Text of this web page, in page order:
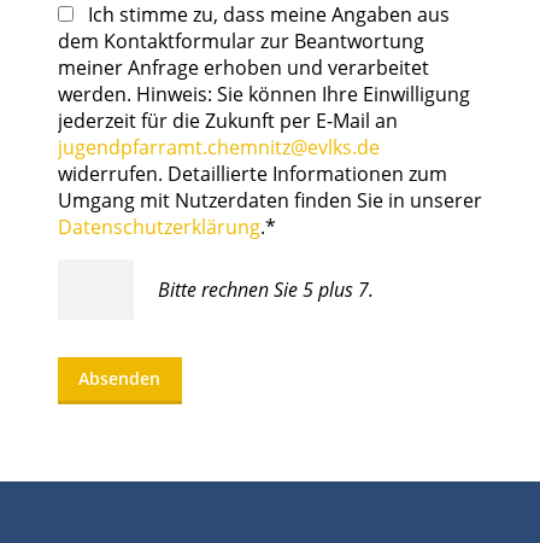
Ich stimme zu, dass meine Angaben aus
dem Kontaktformular zur Beantwortung
meiner Anfrage erhoben und verarbeitet
werden. Hinweis: Sie können Ihre Einwilligung
jederzeit für die Zukunft per E-Mail an
jugendpfarramt.chemnitz@evlks.de
widerrufen. Detaillierte Informationen zum
Umgang mit Nutzerdaten finden Sie in unserer
Datenschutzerklärung.*
Bitte rechnen Sie 5 plus 7.
Absenden